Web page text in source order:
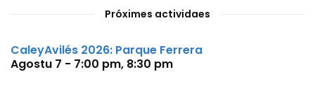
Próximes actividaes
CaleyAvilés 2026: Parque Ferrera
Agostu 7 - 7:00 pm, 8:30 pm